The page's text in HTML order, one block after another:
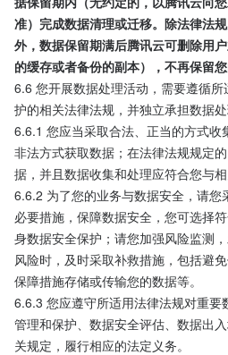
准）完成数据清理或迁移。除法律法
外，数据保留期满后腾讯云可删除用
的缓存或者备份的副本），不再保留您
6.6 您开展数据处理活动，需要遵循
护的相关法律法规，并独立承担数据处
6.6.1 您应当采取合法、正当的方式
非法方式获取数据；在法律法规规定
据，并且数据收集和处理应符合您与相
6.6.2 为了您的业务与数据安全，请
必要措施，保障数据安全，您可选择
身数据安全保护；请您加强风险监测
风险时，及时采取补救措施，包括避
保障措施存储或传输您的数据等。
6.6.3 您应遵守所适用法律法规对重要
管理和保护、数据安全评估、数据出
关规定，履行相应的法定义务。